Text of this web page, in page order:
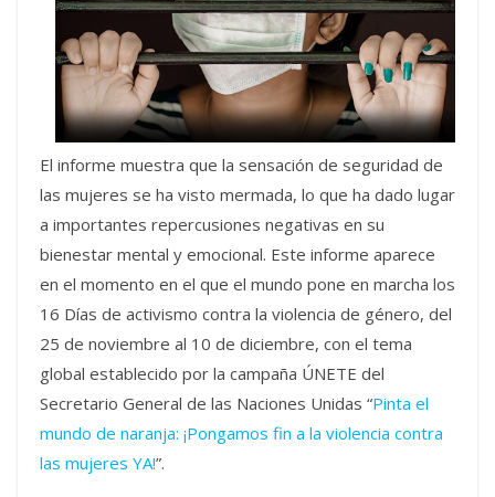
El informe muestra que la sensación de seguridad de
las mujeres se ha visto mermada, lo que ha dado lugar
a importantes repercusiones negativas en su
bienestar mental y emocional. Este informe aparece
en el momento en el que el mundo pone en marcha los
16 Días de activismo contra la violencia de género, del
25 de noviembre al 10 de diciembre, con el tema
global establecido por la campaña ÚNETE del
Secretario General de las Naciones Unidas “Pinta el
mundo de naranja: ¡Pongamos fin a la violencia contra
las mujeres YA!”.